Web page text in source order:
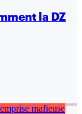
la DZ